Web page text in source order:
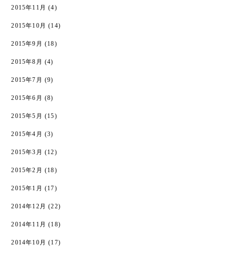
2015年11月 (4)
2015年10月 (14)
2015年9月 (18)
2015年8月 (4)
2015年7月 (9)
2015年6月 (8)
2015年5月 (15)
2015年4月 (3)
2015年3月 (12)
2015年2月 (18)
2015年1月 (17)
2014年12月 (22)
2014年11月 (18)
2014年10月 (17)